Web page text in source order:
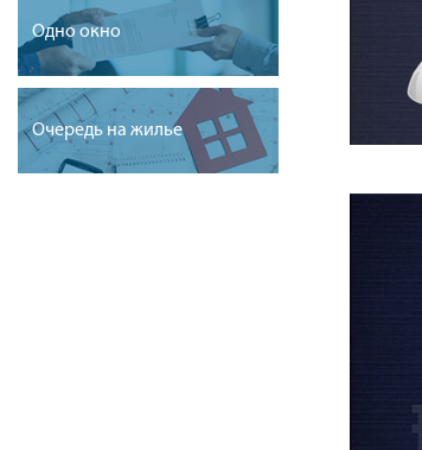
Одно окно
Очередь на жилье